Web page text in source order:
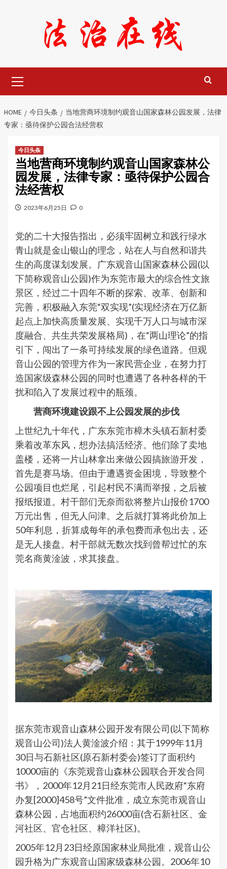
Menu
HOME 今日头条
当地营商环境制约观音山国家森林公园发展，法律
专家：亟待保护公园合法经营权
今日头条
当地营商环境制约观音山国家森林公
园发展，法律专家：亟待保护公园合
法经营权
2023年6月25日 0
党的二十大报告指出，必须牢固树立和践行绿水
青山就是金山银山的理念，站在人与自然和谐共
生的高度谋划发展。广东观音山国家森林公园(以
下简称观音山公园)作为东莞市最大的综合性文旅
景区，经过二十四年不断的探索、改革、创新和
完善，积极融入东莞“双实现”(实现经济在万亿新
起点上加快高质量发展、实现千万人口与城市深
度融合、共生共荣发展格局)，在“两山理论”的指
引下，闯出了一条可持续发展的绿色道路。但观
音山公园的管理方作为一家民营企业，在努力打
造国家级森林公园的同时也遭遇了各种各样的干
扰和陷入了发展过程中的瓶颈。
营商环境建设跟不上公园发展的步伐
上世纪九十年代，广东东莞市樟木头镇石新村委
乘着改革东风，想办法搞活经济。他们除了卖地
盖楼，还将一片山林拿出来做公园搞旅游开发，
首先是赛马场。但由于遭遇资金困境，导致整个
公园项目也烂尾，引起村民不满而举报，之后被
报纸报道。村干部们无奈而欲将整片山报价1700
万元出售，但无人问津。之后就打算将此价加上
50年利息，折算成每年的承包费而承包出去，还
是无人接盘。村干部就无数次找到曾帮过忙的东
莞名商黄淦波，求其接盘。
据东莞市观音山森林公园开发有限公司(以下简称
观音山公司)法人黄淦波介绍：其于1999年11月
30日与石新社区(原石新村委会)签订了面积约
10000亩的《东莞观音山森林公园联合开发合同
书》，2000年12月21日经东莞市人民政府“东府
办复[2000]458号”文件批准，成立东莞市观音山
森林公园，占地面积约26000亩(含石新社区、金
河社区、官仓社区、樟洋社区)。
2005年12月23日经原国家林业局批准，观音山公
园升格为广东观音山国家级森林公园。2006年10